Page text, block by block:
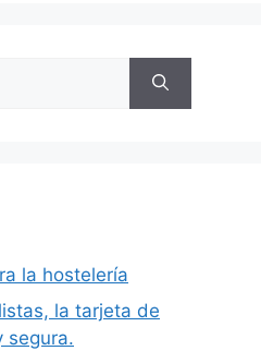
la hostelería
la tarjeta de
segura.